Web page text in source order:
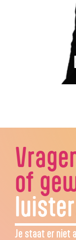
of
Je staat er niet